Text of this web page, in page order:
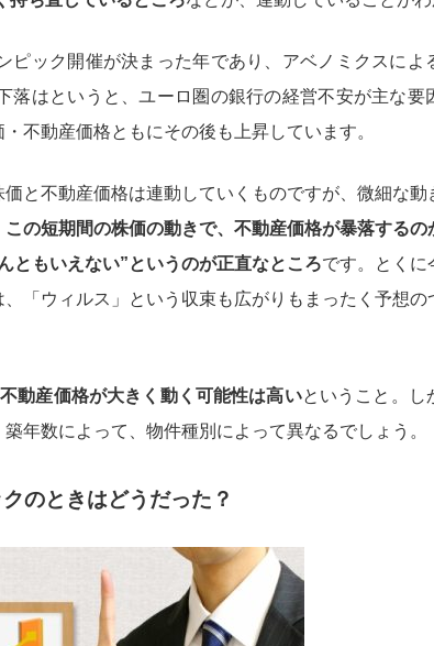
ピック開催が決まった年であり、アベノミクスによ
落はというと、ユーロ圏の銀行の経営不安が主な要
不動産価格ともにその後も上昇しています。
と不動産価格は連動していくものですが、微細な動
この短期間の株価の動きで、不動産価格が暴落する
ともいえない”というのが正直なところです。とくに
「ウィルス」という収束も広がりもまったく予想の
動産価格が大きく動く可能性は高いということ。し
年数によって、物件種別によって異なるでしょう。
のときはどうだった？